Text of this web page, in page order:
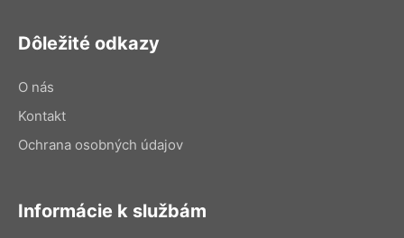
Dôležité odkazy
O nás
Kontakt
Ochrana osobných údajov
Informácie k službám